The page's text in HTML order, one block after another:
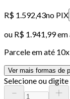
R$ 1.592,43no PIX
ou R$ 1.941,99em
Parcele em até 10
Ver mais formas de
Selecione ou